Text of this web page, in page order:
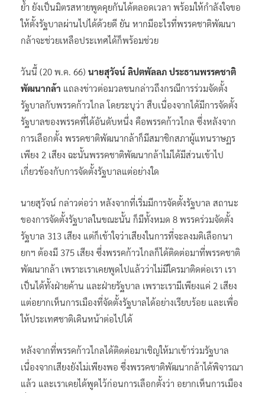
ย้ำ ยังเป็นมิตรสหายพูดคุยกันได้ตลอดเวลา พร้อมให้กำลังใจขอ
ให้ตั้งรัฐบาลผ่านไปได้ด้วยดี ยัน หากมีอะไรที่พรรคชาติพัฒนา
กล้าจะช่วยเหลือประเทศได้ก็พร้อมช่วย
วันนี้ (20 พ.ค. 66) นายสุวัจน์ ลิปตพัลลภ ประธานพรรคชาติ
พัฒนากล้า แถลงข่าวต่อมวลชนกล่าวถึงกรณีการร่วมจัดตั้ง
รัฐบาลกับพรรคก้าวไกล โดยระบุว่า สืบเนื่องจากได้มีการจัดตั้ง
รัฐบาลของพรรคที่ได้อันดับหนึ่ง คือพรรคก้าวไกล ซึ่งหลังจาก
การเลือกตั้ง พรรคชาติพัฒนากล้าก็มีสมาชิกสภาผู้แทนราษฏร
เพียง 2 เสียง ฉะนั้นพรรคชาติพัฒนากล้าไม่ได้มีส่วนเข้าไป
เกี่ยวข้องกับการจัดตั้งรัฐบาลแต่อย่างใด
นายสุวัจน์ กล่าวต่อว่า หลังจากที่เริ่มมีการจัดตั้งรัฐบาล สถานะ
ของการจัดตั้งรัฐบาลในขณะนั้น ก็มีทั้งหมด 8 พรรคร่วมจัดตั้ง
รัฐบาล 313 เสียง แต่ก็เข้าใจว่าเสียงในการที่จะลงมติเลือกนา
ยกฯ ต้องมี 375 เสียง ซึ่งพรรคก้าวไกลก็ได้ติดต่อมาที่พรรคชาติ
พัฒนากล้า เพราะเราเคยพูดไปแล้วว่าไม่มีใครมาติดต่อเรา เรา
เป็นได้ทั้งฝ่ายค้าน และฝ่ายรัฐบาล เพราะเรามีเพียงแค่ 2 เสียง
แต่อยากเห็นการเมืองที่จัดตั้งรัฐบาลได้อย่างเรียบร้อย และเพื่อ
ให้ประเทศชาติเดินหน้าต่อไปได้
หลังจากที่พรรคก้าวไกลได้ติดต่อมาเชิญให้มาเข้าร่วมรัฐบาล
เนื่องจากเสียงยังไม่เพียงพอ ซึ่งพรรคชาติพัฒนากล้าได้พิจารณา
แล้ว และเราเคยได้พูดไว้ก่อนการเลือกตั้งว่า อยากเห็นการเมือง